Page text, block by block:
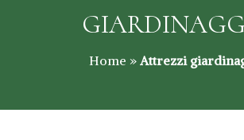
Home »Attrezzi